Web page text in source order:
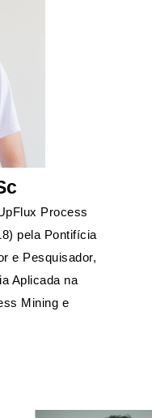
Process
pela Pontifícia
e Pesquisador,
Aplicada na
Mining e